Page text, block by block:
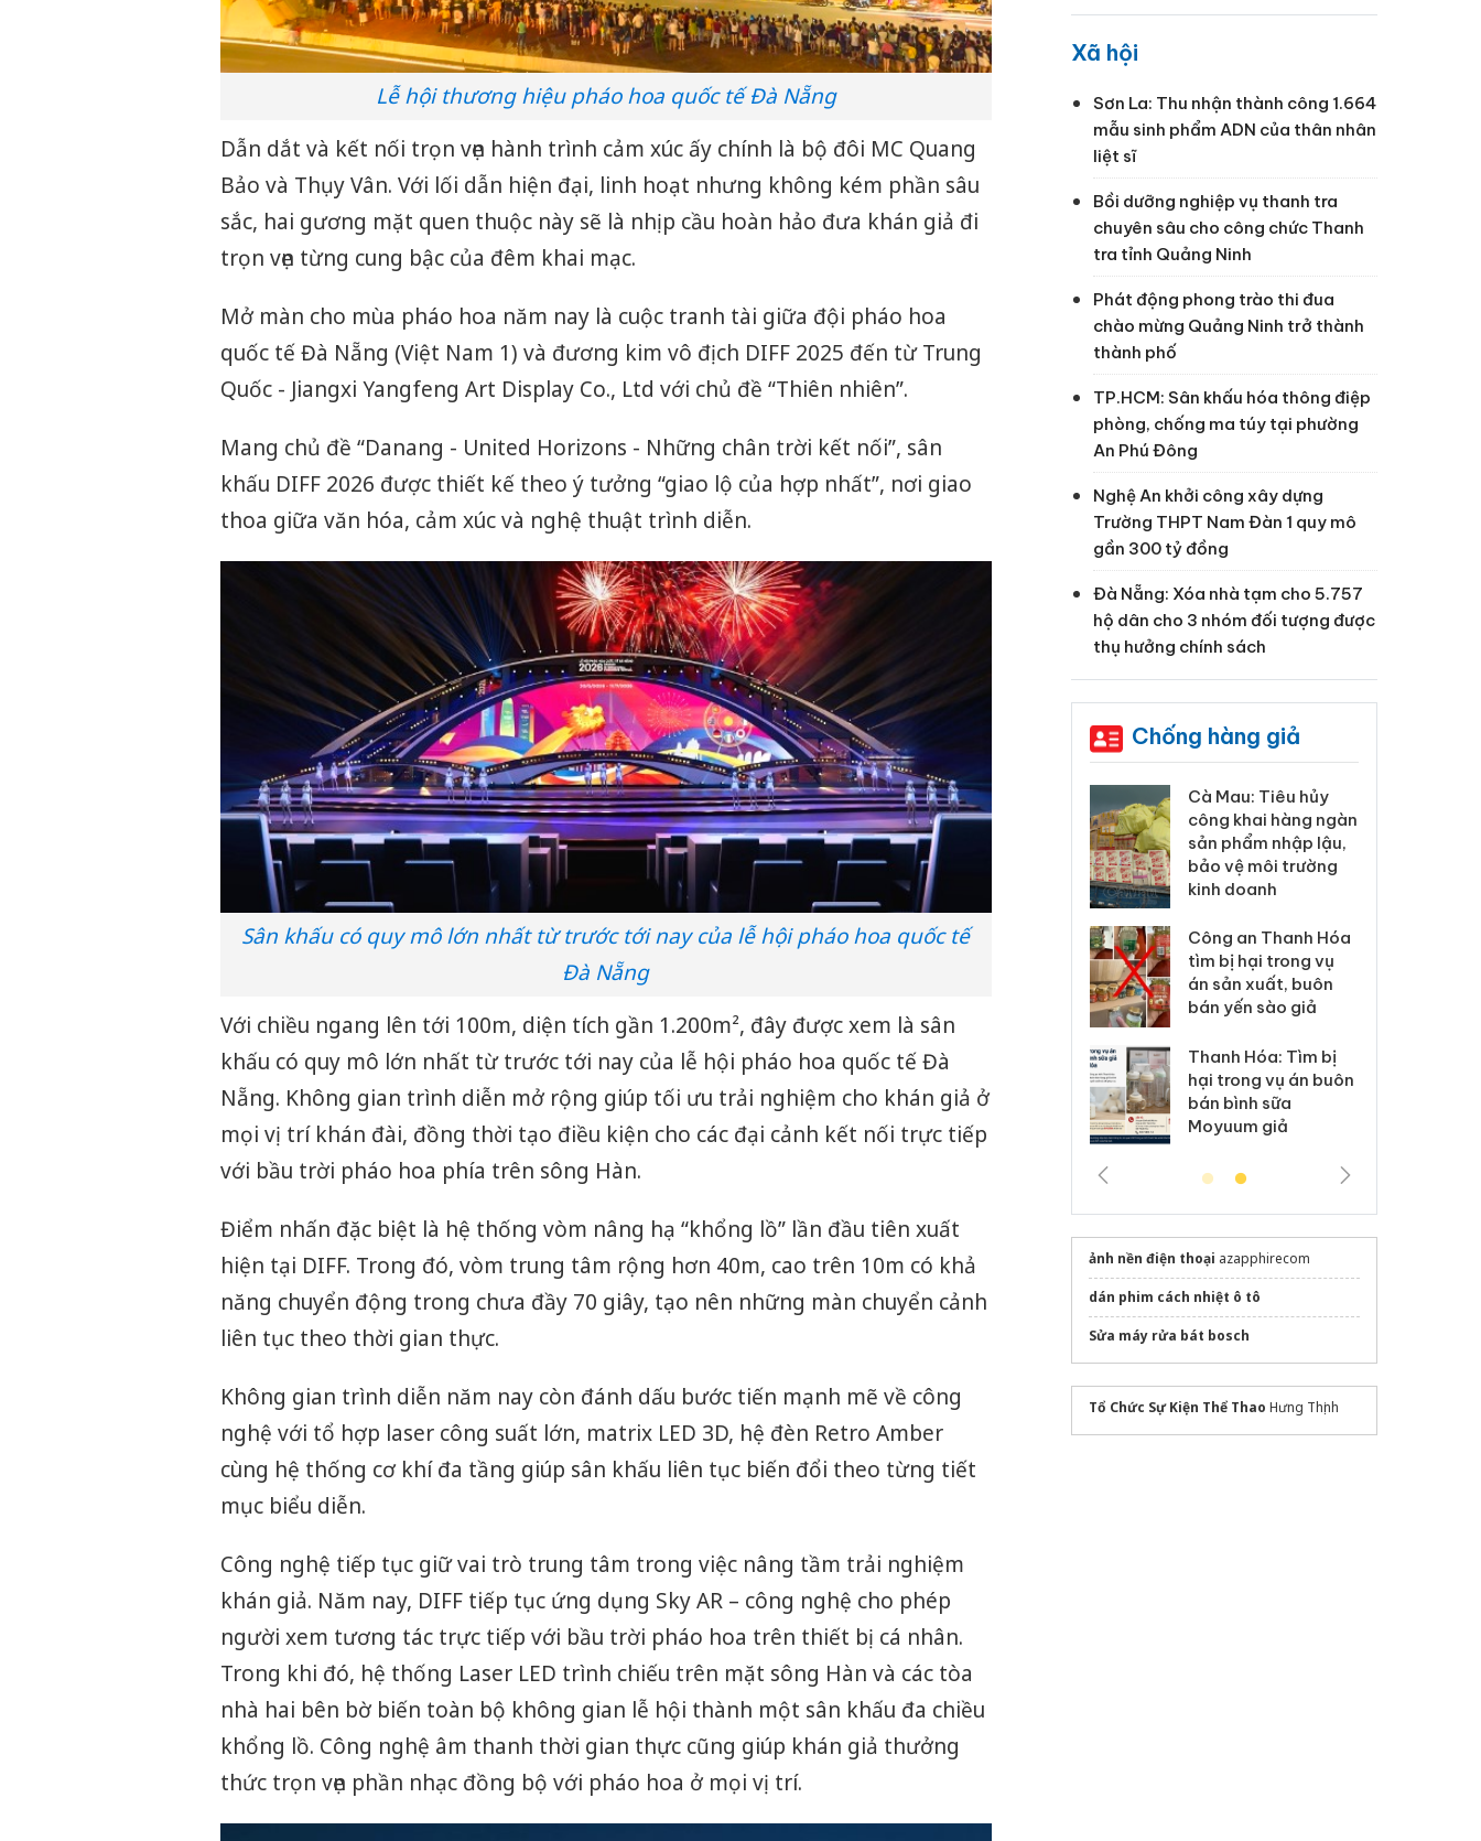
Lễ hội thương hiệu pháo hoa quốc tế Đà Nẵng
Dẫn dắt và kết nối trọn vẹn hành trình cảm xúc ấy chính là bộ đôi MC Quang
Bảo và Thụy Vân. Với lối dẫn hiện đại, linh hoạt nhưng không kém phần sâu
sắc, hai gương mặt quen thuộc này sẽ là nhịp cầu hoàn hảo đưa khán giả đi
trọn vẹn từng cung bậc của đêm khai mạc.
Mở màn cho mùa pháo hoa năm nay là cuộc tranh tài giữa đội pháo hoa
quốc tế Đà Nẵng (Việt Nam 1) và đương kim vô địch DIFF 2025 đến từ Trung
Quốc - Jiangxi Yangfeng Art Display Co., Ltd với chủ đề “Thiên nhiên”.
Mang chủ đề “Danang - United Horizons - Những chân trời kết nối”, sân
khấu DIFF 2026 được thiết kế theo ý tưởng “giao lộ của hợp nhất”, nơi giao
thoa giữa văn hóa, cảm xúc và nghệ thuật trình diễn.
Sân khấu có quy mô lớn nhất từ trước tới nay của lễ hội pháo hoa quốc tế
Đà Nẵng
Với chiều ngang lên tới 100m, diện tích gần 1.200m², đây được xem là sân
khấu có quy mô lớn nhất từ trước tới nay của lễ hội pháo hoa quốc tế Đà
Nẵng. Không gian trình diễn mở rộng giúp tối ưu trải nghiệm cho khán giả ở
mọi vị trí khán đài, đồng thời tạo điều kiện cho các đại cảnh kết nối trực tiếp
với bầu trời pháo hoa phía trên sông Hàn.
Điểm nhấn đặc biệt là hệ thống vòm nâng hạ “khổng lồ” lần đầu tiên xuất
hiện tại DIFF. Trong đó, vòm trung tâm rộng hơn 40m, cao trên 10m có khả
năng chuyển động trong chưa đầy 70 giây, tạo nên những màn chuyển cảnh
liên tục theo thời gian thực.
Không gian trình diễn năm nay còn đánh dấu bước tiến mạnh mẽ về công
nghệ với tổ hợp laser công suất lớn, matrix LED 3D, hệ đèn Retro Amber
cùng hệ thống cơ khí đa tầng giúp sân khấu liên tục biến đổi theo từng tiết
mục biểu diễn.
Công nghệ tiếp tục giữ vai trò trung tâm trong việc nâng tầm trải nghiệm
khán giả. Năm nay, DIFF tiếp tục ứng dụng Sky AR – công nghệ cho phép
người xem tương tác trực tiếp với bầu trời pháo hoa trên thiết bị cá nhân.
Trong khi đó, hệ thống Laser LED trình chiếu trên mặt sông Hàn và các tòa
nhà hai bên bờ biến toàn bộ không gian lễ hội thành một sân khấu đa chiều
khổng lồ. Công nghệ âm thanh thời gian thực cũng giúp khán giả thưởng
thức trọn vẹn phần nhạc đồng bộ với pháo hoa ở mọi vị trí.
Xã hội
Sơn La: Thu nhận thành công 1.664
mẫu sinh phẩm ADN của thân nhân
liệt sĩ
Bồi dưỡng nghiệp vụ thanh tra
chuyên sâu cho công chức Thanh
tra tỉnh Quảng Ninh
Phát động phong trào thi đua
chào mừng Quảng Ninh trở thành
thành phố
TP.HCM: Sân khấu hóa thông điệp
phòng, chống ma túy tại phường
An Phú Đông
Nghệ An khởi công xây dựng
Trường THPT Nam Đàn 1 quy mô
gần 300 tỷ đồng
Đà Nẵng: Xóa nhà tạm cho 5.757
hộ dân cho 3 nhóm đối tượng được
thụ hưởng chính sách
Chống hàng giả
Cà Mau: Tiêu hủy
công khai hàng ngàn
sản phẩm nhập lậu,
bảo vệ môi trường
kinh doanh
Công an Thanh Hóa
Thanh Hóa: Tìm bị
bán bình sữa
Moyuum giả
Khẩn trương xác
minh, xử lý sản phẩm
Slimaura Care x3 sử
dụng giấy phép giả
mạo
Lào Cai xử lý 83 vụ vi
phạm thương mại
trong tháng 7
Hưng Yên: Xử lý 6 hộ
kinh doanh bán hàng
giả mạo nhãn hiệu
Adidas, Nike
ảnh nền điện thoại azapphirecom
dán phim cách nhiệt ô tô
Sửa máy rửa bát bosch
Tổ Chức Sự Kiện Thể Thao Hưng Thịnh